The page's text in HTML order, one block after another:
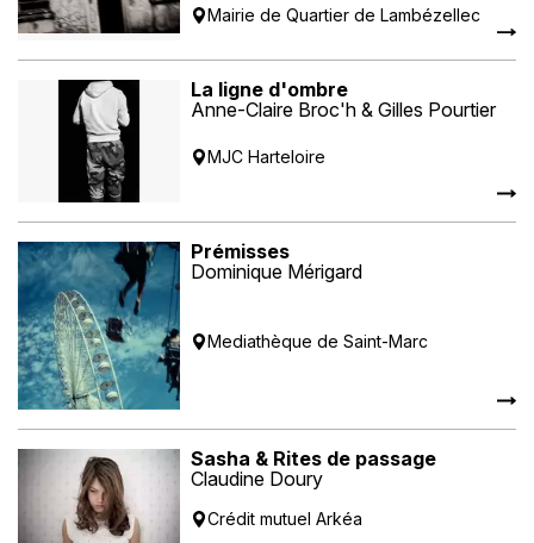
Mairie de Quartier de Lambézellec
La ligne d'ombre
Anne-Claire Broc'h & Gilles Pourtier
MJC Harteloire
Prémisses
Dominique Mérigard
Mediathèque de Saint-Marc
Sasha & Rites de passage
Claudine Doury
Crédit mutuel Arkéa